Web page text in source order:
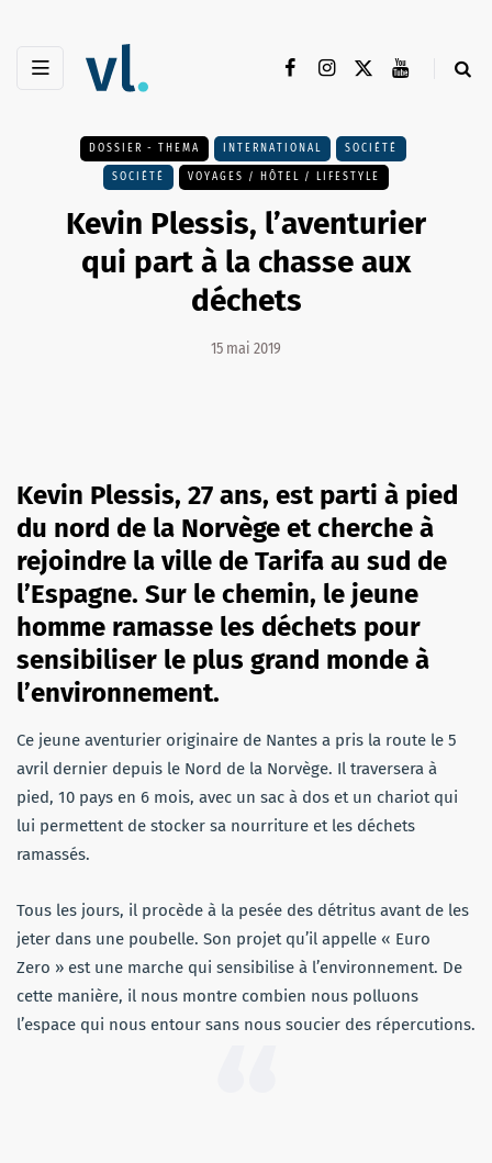
DOSSIER - THEMA INTERNATIONAL SOCIÉTÉ
SOCIÉTÉ VOYAGES / HÔTEL / LIFESTYLE
Kevin Plessis, l’aventurier
qui part à la chasse aux
déchets
15 mai 2019
Kevin Plessis, 27 ans, est parti à pied
du nord de la Norvège et cherche à
rejoindre la ville de Tarifa au sud de
l’Espagne. Sur le chemin, le jeune
homme ramasse les déchets pour
sensibiliser le plus grand monde à
l’environnement.
Ce jeune aventurier originaire de Nantes a pris la route le 5
avril dernier depuis le Nord de la Norvège. Il traversera à
pied, 10 pays en 6 mois, avec un sac à dos et un chariot qui
lui permettent de stocker sa nourriture et les déchets
ramassés.
Tous les jours, il procède à la pesée des détritus avant de les
jeter dans une poubelle. Son projet qu’il appelle « Euro
Zero » est une marche qui sensibilise à l’environnement. De
cette manière, il nous montre combien nous polluons
l’espace qui nous entour sans nous soucier des répercutions.